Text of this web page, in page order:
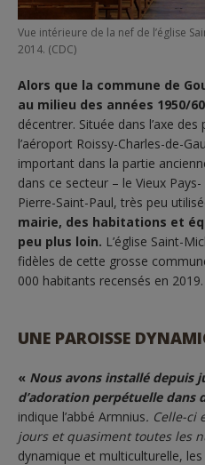
Vue intérieure de la nef de l’église
2014. (CDC)
Alors que la commune de
au milieu des années 1950/60
décentrer. Située dans l’axe des
l’aéroport Roissy-Charles-de-
important dans la partie
dans ce secteur – le Vieux
Pierre-Saint-Paul, très peu
mairie, des habitations et
peu plus loin. L’église Saint-
fidèles de cette grosse
000 habitants recensés en 2019.
UNE PAROISSE
« Nous avons installé depuis
d’adoration perpétuelle dans
indique l’abbé Armnius. Celle-ci
jours et quasiment toutes les
dynamique et multiculturelle,